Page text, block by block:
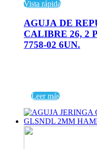
Vista rápida
AGUJA DE
CALIBRE 26, 2
7758-02 6UN.
Leer más